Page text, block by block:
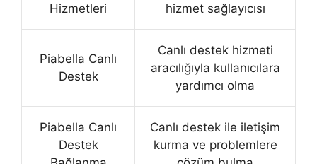
Hizmetleri
hizmet sağlayıcısı
Piabella Canlı
Destek
Canlı destek hizmeti
aracılığıyla kullanıcılara
yardımcı olma
Piabella Canlı
Destek
Canlı destek ile iletişim
kurma ve problemlere